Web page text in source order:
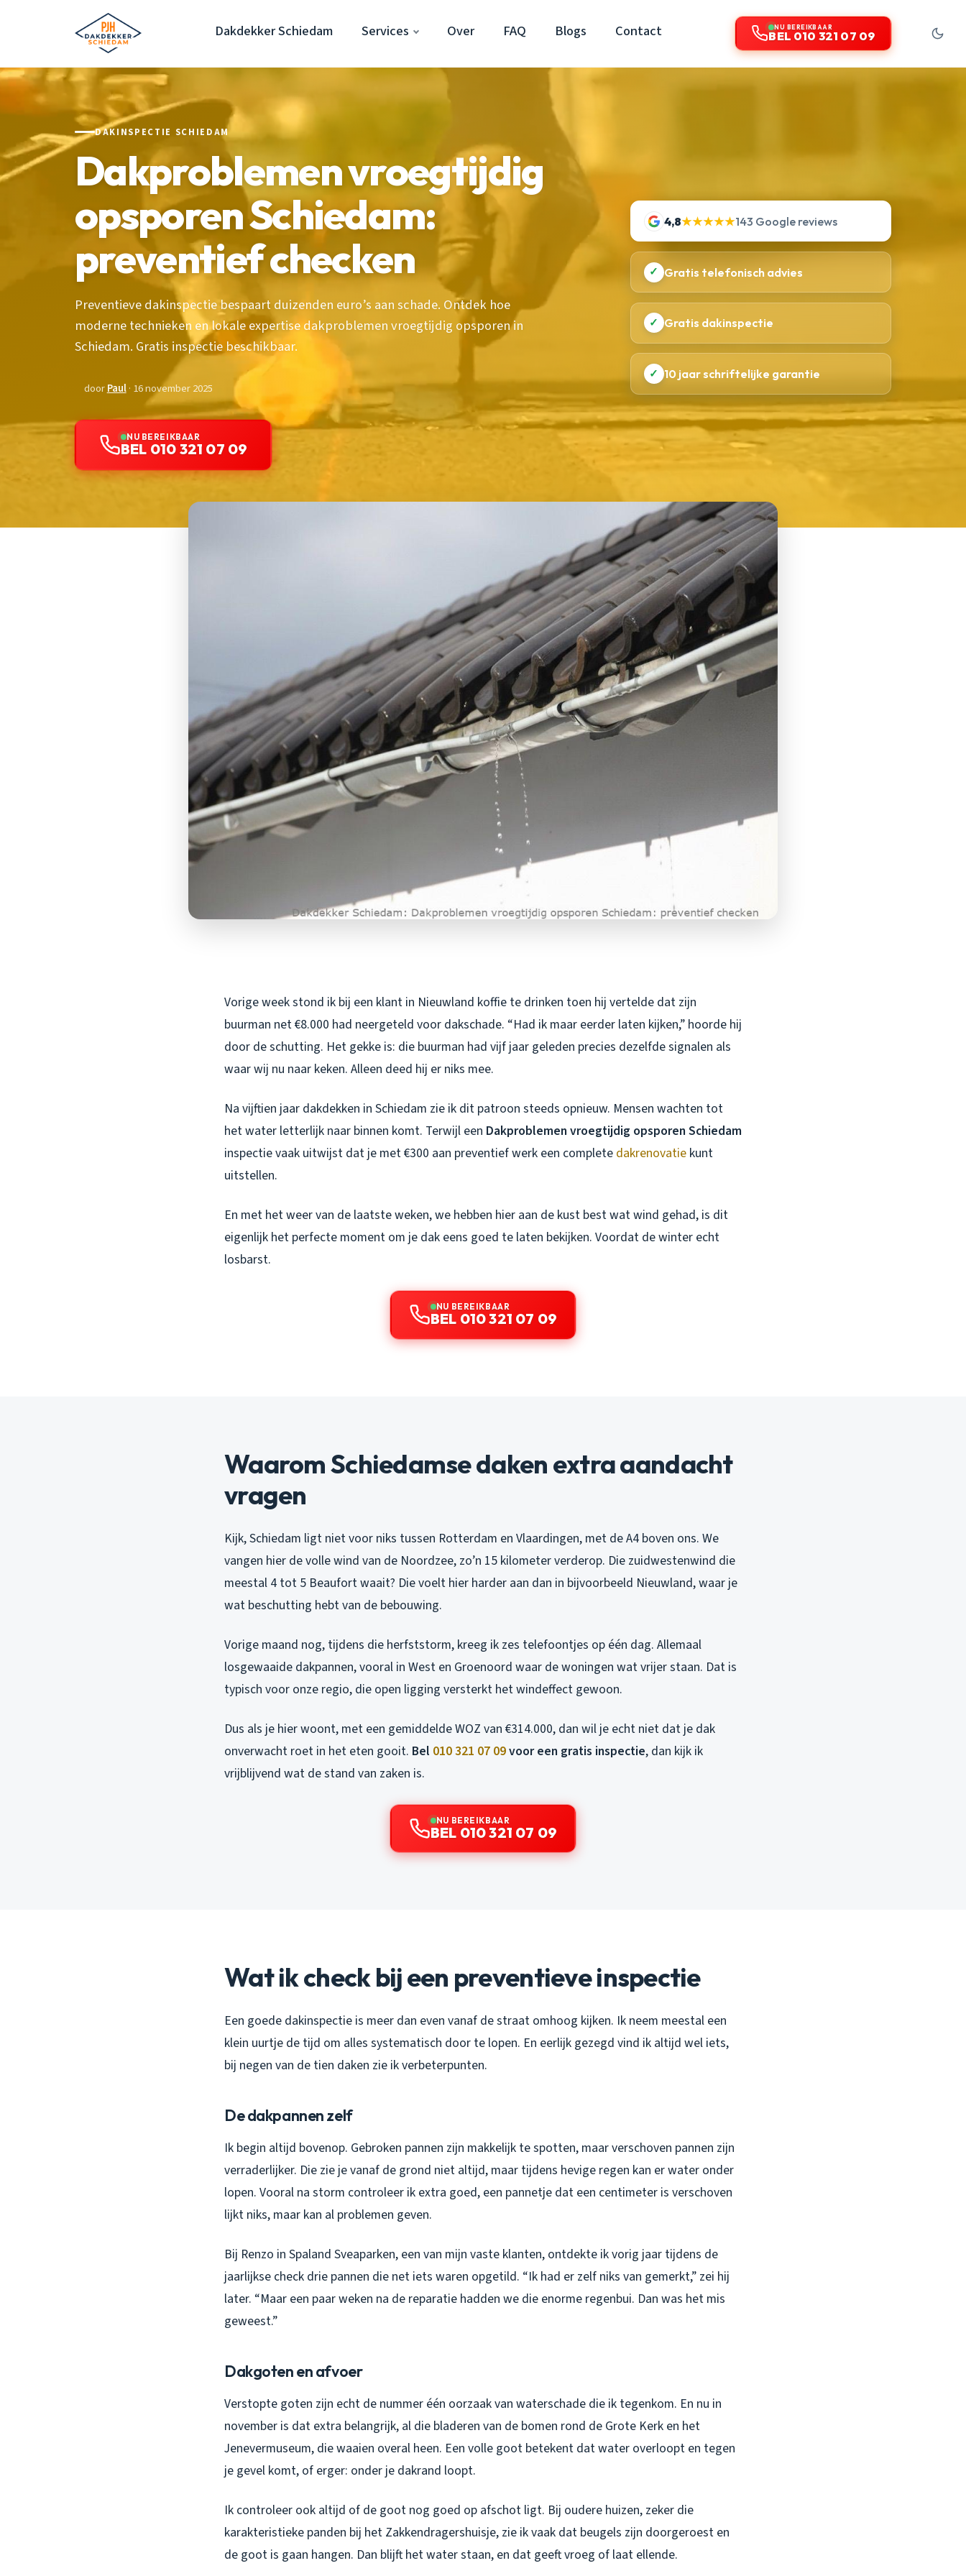
Dakdekker Schiedam Services Over FAQ Blogs Contact NU BEREIKBAAR
BEL 010 321 07 09
DAKINSPECTIE SCHIEDAM
Dakproblemen vroegtijdig
opsporen Schiedam:
preventief checken
Preventieve dakinspectie bespaart duizenden euro’s aan schade. Ontdek hoe
moderne technieken en lokale expertise dakproblemen vroegtijdig opsporen in
Schiedam. Gratis inspectie beschikbaar.
doorPaul· 16 november 2025
NU BEREIKBAAR
BEL 010 321 07 09
4,8★★★★★143 Google reviews
✓ Gratis telefonisch advies
✓ Gratis dakinspectie
✓ 10 jaar schriftelijke garantie
Vorige week stond ik bij een klant in Nieuwland koffie te drinken toen hij vertelde dat zijn
buurman net €8.000 had neergeteld voor dakschade. “Had ik maar eerder laten kijken,” hoorde hij
door de schutting. Het gekke is: die buurman had vijf jaar geleden precies dezelfde signalen als
waar wij nu naar keken. Alleen deed hij er niks mee.
Na vijftien jaar dakdekken in Schiedam zie ik dit patroon steeds opnieuw. Mensen wachten tot
het water letterlijk naar binnen komt. Terwijl een Dakproblemen vroegtijdig opsporen Schiedam
inspectie vaak uitwijst dat je met €300 aan preventief werk een complete dakrenovatie kunt
uitstellen.
En met het weer van de laatste weken, we hebben hier aan de kust best wat wind gehad, is dit
eigenlijk het perfecte moment om je dak eens goed te laten bekijken. Voordat de winter echt
losbarst.
NU BEREIKBAAR
BEL 010 321 07 09
Waarom Schiedamse daken extra aandacht
vragen
Kijk, Schiedam ligt niet voor niks tussen Rotterdam en Vlaardingen, met de A4 boven ons. We
vangen hier de volle wind van de Noordzee, zo’n 15 kilometer verderop. Die zuidwestenwind die
meestal 4 tot 5 Beaufort waait? Die voelt hier harder aan dan in bijvoorbeeld Nieuwland, waar je
wat beschutting hebt van de bebouwing.
Vorige maand nog, tijdens die herfststorm, kreeg ik zes telefoontjes op één dag. Allemaal
losgewaaide dakpannen, vooral in West en Groenoord waar de woningen wat vrijer staan. Dat is
typisch voor onze regio, die open ligging versterkt het windeffect gewoon.
Dus als je hier woont, met een gemiddelde WOZ van €314.000, dan wil je echt niet dat je dak
onverwacht roet in het eten gooit. Bel 010 321 07 09voor een gratis inspectie, dan kijk ik
vrijblijvend wat de stand van zaken is.
NU BEREIKBAAR
BEL 010 321 07 09
Wat ik check bij een preventieve inspectie
Een goede dakinspectie is meer dan even vanaf de straat omhoog kijken. Ik neem meestal een
klein uurtje de tijd om alles systematisch door te lopen. En eerlijk gezegd vind ik altijd wel iets,
bij negen van de tien daken zie ik verbeterpunten.
De dakpannen zelf
Ik begin altijd bovenop. Gebroken pannen zijn makkelijk te spotten, maar verschoven pannen zijn
verraderlijker. Die zie je vanaf de grond niet altijd, maar tijdens hevige regen kan er water onder
lopen. Vooral na storm controleer ik extra goed, een pannetje dat een centimeter is verschoven
lijkt niks, maar kan al problemen geven.
Bij Renzo in Spaland Sveaparken, een van mijn vaste klanten, ontdekte ik vorig jaar tijdens de
jaarlijkse check drie pannen die net iets waren opgetild. “Ik had er zelf niks van gemerkt,” zei hij
later. “Maar een paar weken na de reparatie hadden we die enorme regenbui. Dan was het mis
geweest.”
Dakgoten en afvoer
Verstopte goten zijn echt de nummer één oorzaak van waterschade die ik tegenkom. En nu in
november is dat extra belangrijk, al die bladeren van de bomen rond de Grote Kerk en het
Jenevermuseum, die waaien overal heen. Een volle goot betekent dat water overloopt en tegen
je gevel komt, of erger: onder je dakrand loopt.
Ik controleer ook altijd of de goot nog goed op afschot ligt. Bij oudere huizen, zeker die
karakteristieke panden bij het Zakkendragershuisje, zie ik vaak dat beugels zijn doorgeroest en
de goot is gaan hangen. Dan blijft het water staan, en dat geeft vroeg of laat ellende.